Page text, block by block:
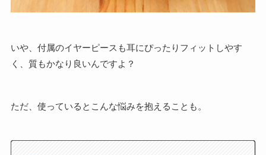
いや、付属のイヤーピースも耳にぴったりフィットしやす
く、質もかなり良いんですよ？
ただ、使っているとこんな悩みを抱えることも。